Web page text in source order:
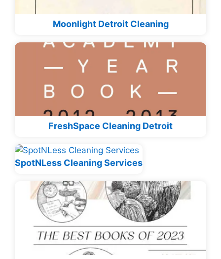
Moonlight Detroit Cleaning
FreshSpace Cleaning Detroit
SpotNLess Cleaning Services